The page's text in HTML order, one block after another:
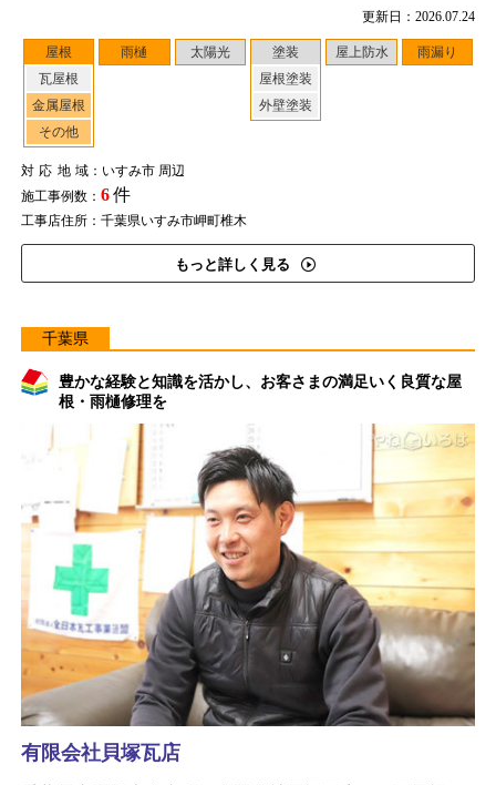
更新日：2026.07.24
屋根
瓦屋根
金属屋根
その他
雨樋 太陽光
塗装
屋根塗装
外壁塗装
屋上防水 雨漏り
対応地域：いすみ市 周辺
施工事例数： 6件
工事店住所：千葉県いすみ市岬町椎木
もっと詳しく見る
千葉県
豊かな経験と知識を活かし、お客さまの満足いく良質な屋
根・雨樋修理を
有限会社貝塚瓦店